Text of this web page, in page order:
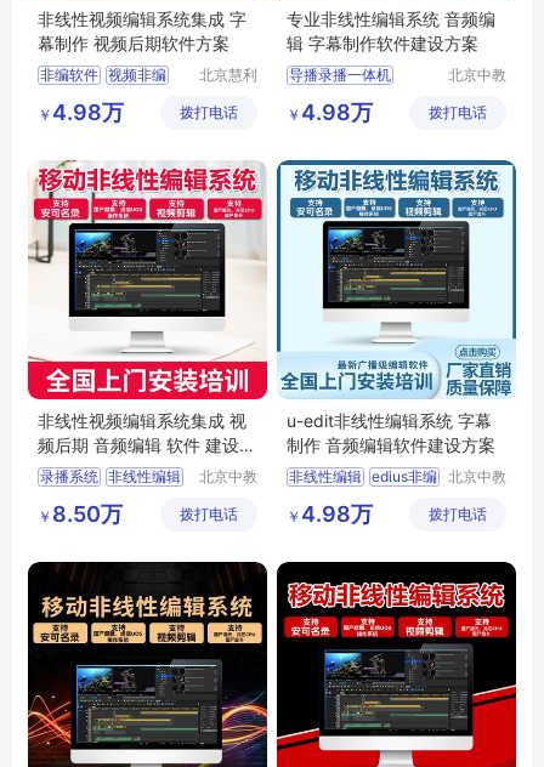
非线性视频编辑系统集成 字
幕制作 视频后期软件方案
非编软件 视频非编
非线性系统
非编edius
北京慧利
有限责任
￥ 4.98万 拨打电话
专业非线性编辑系统 音频编
辑 字幕制作软件建设方案
导播录播一体机
后期非线性编辑
非线性系统
北京中教
有限公司
￥ 4.98万 拨打电话
非线性视频编辑系统集成 视
频后期 音频编辑 软件 建设方
案
录播系统 非线性编辑
视频非线性编辑系统
北京中教
有限公司
￥ 8.50万 拨打电话
u-edit非线性编辑系统 字幕
制作 音频编辑软件建设方案
非线性编辑 edius非编
非线性系统
北京中教
有限公司
￥ 4.98万 拨打电话